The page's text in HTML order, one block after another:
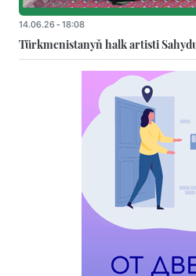
14.06.26 - 18:08
Türkmenistanyň halk artisti